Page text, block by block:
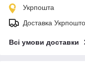
Укрпошта
Доставка
Всі умови доставки